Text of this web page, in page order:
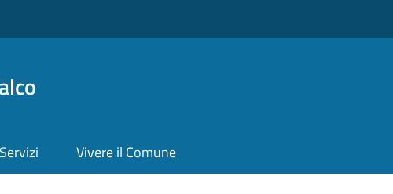
Servizi Vivere il Comune